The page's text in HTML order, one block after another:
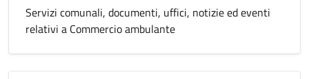
Servizi comunali, documenti, uffici, notizie ed eventi
relativi a Commercio ambulante